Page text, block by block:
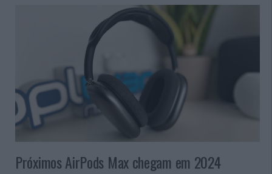
Próximos AirPods Max chegam em 2024